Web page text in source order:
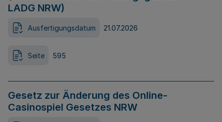
LADG NRW)
Ausfertigungsdatum 21.07.2026
Seite 595
Gesetz zur Änderung des Online-
Casinospiel Gesetzes NRW